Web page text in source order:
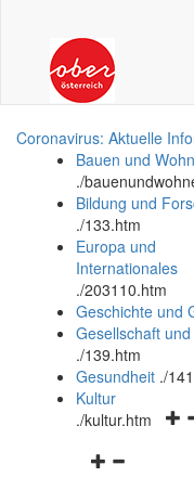
Coronavirus: Aktuelle
Bauen und
./
Bildung und
./133.htm
Europa und
Internationales
./203110.htm
Geschichte und
Gesellschaft
./139.htm
Gesundheit ./
Kultur
./kultur.htm